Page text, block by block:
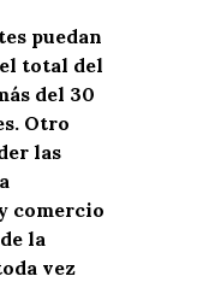
puedan
total del
del 30
Otro
las
comercio
la
vez